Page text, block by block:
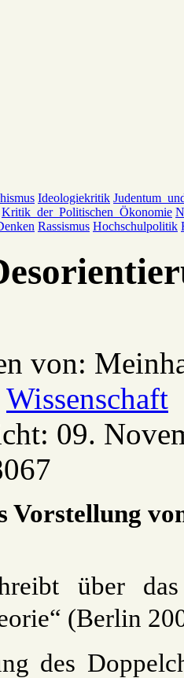
Ideologiekritik
Kritik_der_Politischen_Ökonomie
Rassismus Hochschulpolitik
von:
Wissenschaft
09.
über das
(Berlin
des